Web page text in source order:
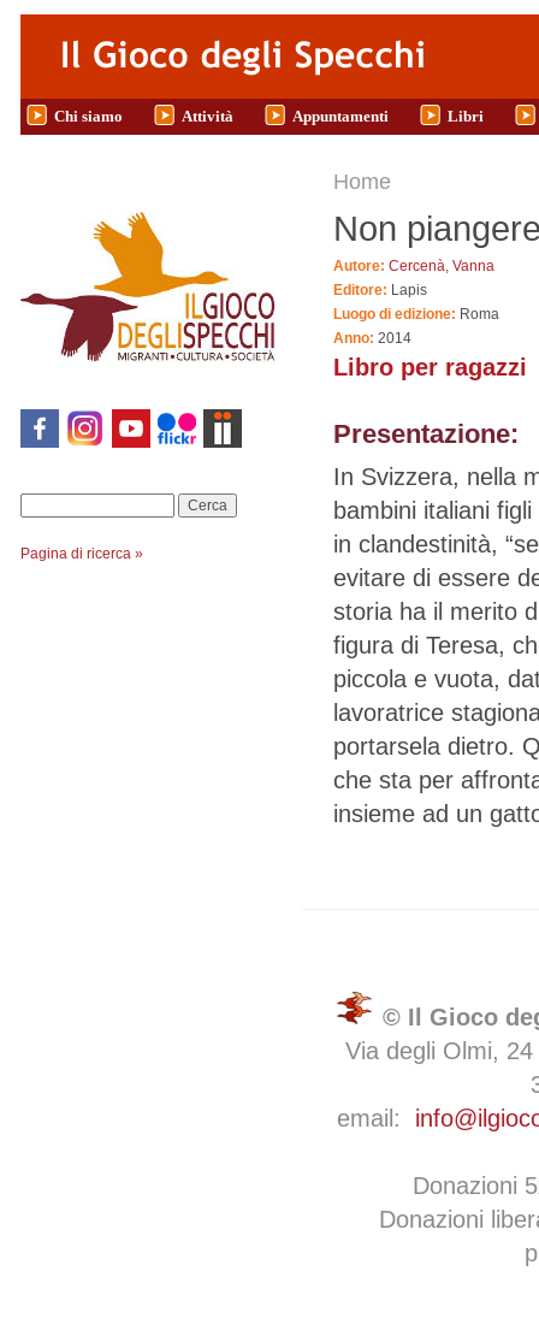
Salta al contenuto principale
Chi siamo Attività Appuntamenti Libri
Pagina di ricerca »
Tu sei qui
Home
Non
Autore: Cercenà, Vanna
Editore: Lapis
Luogo di edizione: Roma
Anno: 2014
Libro per ragazzi
Presentazione:
In Svizzera, nella
bambini italiani
in clandestinità,
evitare di essere
storia ha il merito
figura di Teresa,
piccola e vuota,
lavoratrice
portarsela dietro.
che sta per
insieme ad un
© Il Gioco
Via degli Olmi,
email:
Donazioni
Donazioni